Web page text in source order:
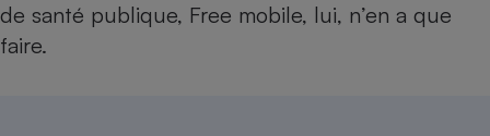
de santé publique, Free mobile, lui, n’en a que
faire.